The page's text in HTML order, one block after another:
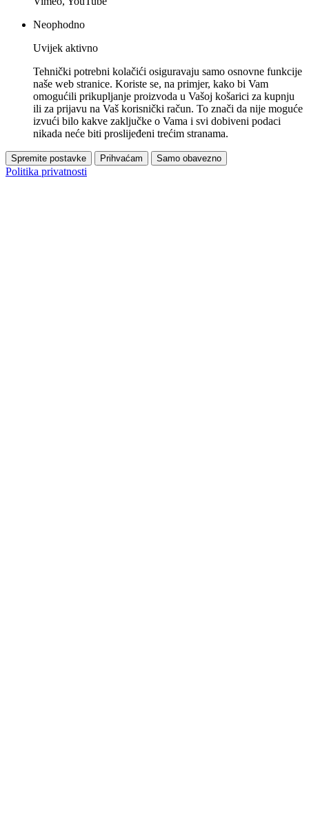
Neophodno
Uvijek aktivno
Tehnički potrebni kolačići osiguravaju samo osnovne funkcije
naše web stranice. Koriste se, na primjer, kako bi Vam
omogućili prikupljanje proizvoda u Vašoj košarici za kupnju
ili za prijavu na Vaš korisnički račun. To znači da nije moguće
izvući bilo kakve zaključke o Vama i svi dobiveni podaci
nikada neće biti proslijeđeni trećim stranama.
Spremite postavke Prihvaćam Samo obavezno
Politika privatnosti